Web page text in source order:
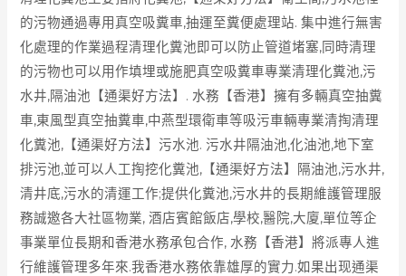
的污物通過專用真空吸糞車,抽運至糞便處理站. 集中進行無害
化處理的作業過程清理化糞池即可以防止管道堵塞,同時清理
的污物也可以用作填埋或施肥真空吸糞車專業清理化糞池,污
水井,隔油池【通渠好方法】. 水務【香港】擁有多輛真空抽糞
車,東風型真空抽糞車,中燕型環衛車等吸污車輛專業清掏清理
化糞池,【通渠好方法】污水池. 污水井隔油池,化油池,地下室
排污池,並可以人工掏挖化糞池,【通渠好方法】隔油池,污水井,
清井底,污水的清運工作;提供化糞池,污水井的長期維護管理服
務誠邀各大社區物業, 酒店賓館飯店,學校,醫院,大廈,單位等企
事業單位長期和香港水務承包合作, 水務【香港】將派專人進
行維護管理多年來.我香港水務依靠雄厚的實力.如果出现通渠